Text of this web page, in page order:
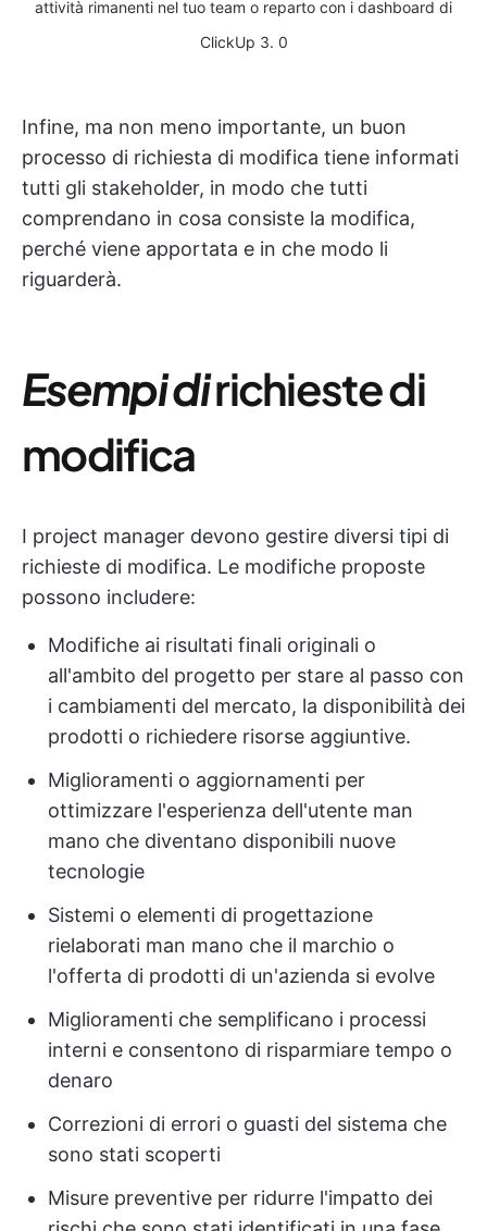
attività rimanenti nel tuo team o reparto con i dashboard di
ClickUp 3. 0
Infine, ma non meno importante, un buon
processo di richiesta di modifica tiene informati
tutti gli stakeholder, in modo che tutti
comprendano in cosa consiste la modifica,
perché viene apportata e in che modo li
riguarderà.
Esempi dirichieste di
modifica
I project manager devono gestire diversi tipi di
richieste di modifica. Le modifiche proposte
possono includere:
Modifiche ai risultati finali originali o
all'ambito del progetto per stare al passo con
i cambiamenti del mercato, la disponibilità dei
prodotti o richiedere risorse aggiuntive.
Miglioramenti o aggiornamenti per
ottimizzare l'esperienza dell'utente man
mano che diventano disponibili nuove
tecnologie
Sistemi o elementi di progettazione
rielaborati man mano che il marchio o
l'offerta di prodotti di un'azienda si evolve
Miglioramenti che semplificano i processi
interni e consentono di risparmiare tempo o
denaro
Correzioni di errori o guasti del sistema che
sono stati scoperti
Misure preventive per ridurre l'impatto dei